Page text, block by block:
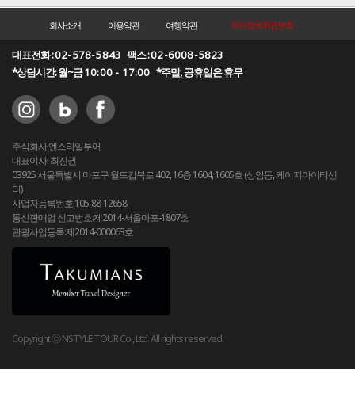
회사소개 이용약관 여행약관 개인정보취급방침
대표전화 :02-578-5843 팩스 :02-6008-5823
*상담시간: 월~금10:00 - 17:00 *주말, 공휴일은 휴무
주식회사 엔스타일투어
대표이사: 최진권
03925 서울특별시 마포구 월드컵북로 402, 16층 1604, 1605호 (상암동, 케이지아이티센
터)
사업자등록번호:105-88-12658
통신판매업 신고번호:제2014-서울마포-1807호
관광사업등록:제2014-000063호
Copyright ⓒ NSTYLE TOUR Co., Ltd. All rights reserved.